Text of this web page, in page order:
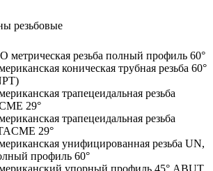
резьбовые
метрическая резьба полный профиль 60°
коническая трубная резьба 60°
трапецеидальная резьба
29°
трапецеидальная резьба
29°
унифицированная резьба UN,
профиль 60°
упорный профиль 45° ABUT